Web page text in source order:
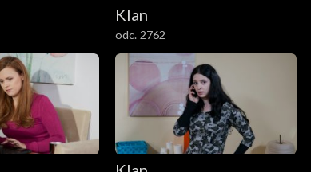
Klan
odc. 2762